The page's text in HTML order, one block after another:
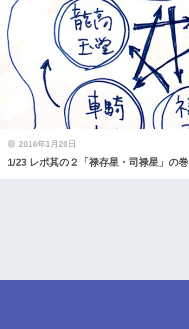
2016年1月26日
1/23 レポ其の２「禄存星・司禄星」の巻